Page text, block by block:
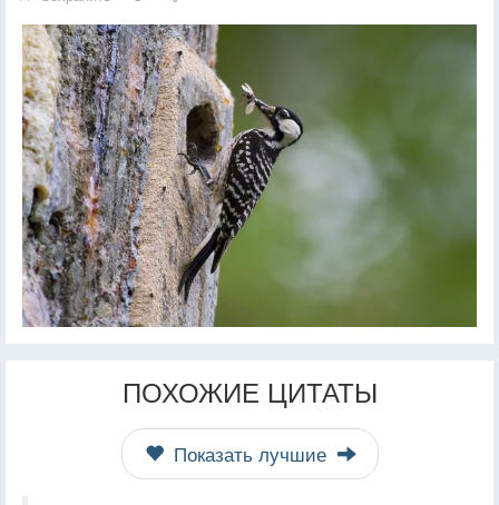
ПОХОЖИЕ ЦИТАТЫ
Показать лучшие